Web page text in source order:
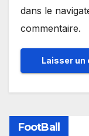
dans le
commentaire.
FootBall